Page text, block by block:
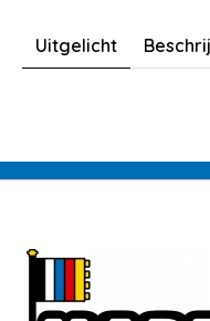
Uitgelicht